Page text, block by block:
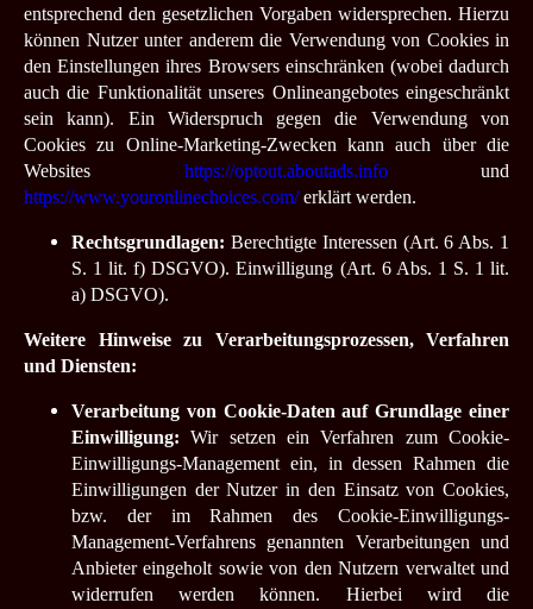
entsprechend den gesetzlichen Vorgaben widersprechen. Hierzu
können Nutzer unter anderem die Verwendung von Cookies in
den Einstellungen ihres Browsers einschränken (wobei dadurch
auch die Funktionalität unseres Onlineangebotes eingeschränkt
sein kann). Ein Widerspruch gegen die Verwendung von
Cookies zu Online-Marketing-Zwecken kann auch über die
Websites https://optout.aboutads.infound
https://www.youronlinechoices.com/erklärt werden.
Rechtsgrundlagen: Berechtigte Interessen (Art. 6 Abs. 1
S. 1 lit. f) DSGVO).Einwilligung (Art. 6 Abs. 1 S. 1 lit.
a) DSGVO).
Weitere Hinweise zu Verarbeitungsprozessen, Verfahren
und Diensten:
Verarbeitung von Cookie-Daten auf Grundlage einer
Einwilligung:Wir setzen ein Verfahren zum Cookie-
Einwilligungs-Management ein, in dessen Rahmen die
Einwilligungen der Nutzer in den Einsatz von Cookies,
bzw. der im Rahmen des Cookie-Einwilligungs-
Management-Verfahrens genannten Verarbeitungen und
Anbieter eingeholt sowie von den Nutzern verwaltet und
widerrufen werden können. Hierbei wird die